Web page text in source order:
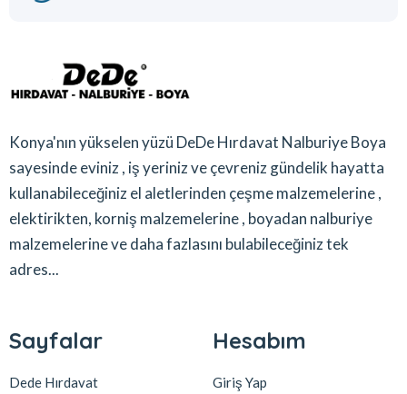
Konya'nın yükselen yüzü DeDe Hırdavat Nalburiye Boya
sayesinde eviniz , iş yeriniz ve çevreniz gündelik hayatta
kullanabileceğiniz el aletlerinden çeşme malzemelerine ,
elektirikten, korniş malzemelerine , boyadan nalburiye
malzemelerine ve daha fazlasını bulabileceğiniz tek
adres...
Sayfalar
Dede Hırdavat
Hesabım
Giriş Yap